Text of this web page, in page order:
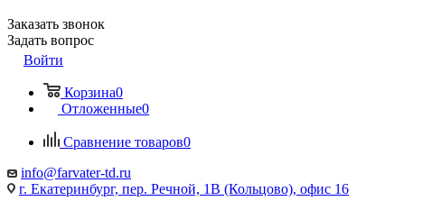
Заказать звонок
Задать вопрос
Войти
Корзина0
Отложенные0
Сравнение товаров0
info@farvater-td.ru
г. Екатеринбург, пер. Речной, 1В (Кольцово), офис 16